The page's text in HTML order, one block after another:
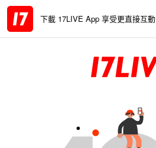
下載 17LIVE App 享受更直接互動